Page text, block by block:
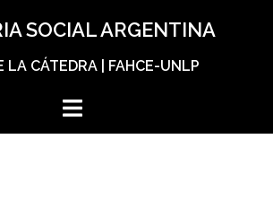
SOCIAL ARGENTINA
LA CÁTEDRA | FAHCE-UNLP